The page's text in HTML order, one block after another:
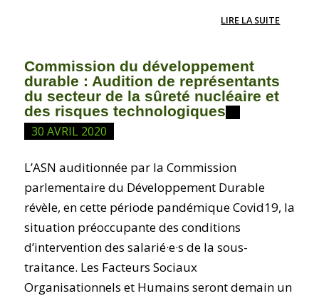
LIRE LA SUITE
Commission du développement
durable : Audition de représentants
du secteur de la sûreté nucléaire et
des risques technologiques
30 AVRIL 2020
L’ASN auditionnée par la Commission
parlementaire du Développement Durable
révèle, en cette période pandémique Covid19, la
situation préoccupante des conditions
d’intervention des salarié·e·s de la sous-
traitance. Les Facteurs Sociaux
Organisationnels et Humains seront demain un